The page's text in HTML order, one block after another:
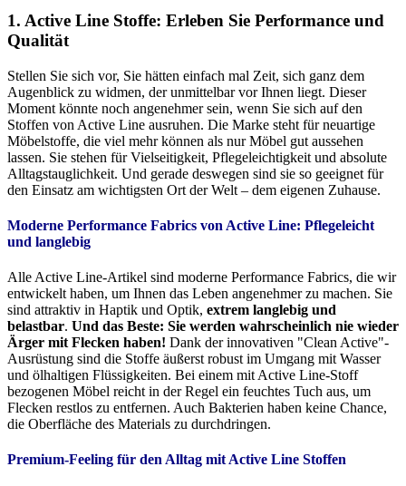
1. Active Line Stoffe: Erleben Sie Performance und
Qualität
Stellen Sie sich vor, Sie hätten einfach mal Zeit, sich ganz dem
Augenblick zu widmen, der unmittelbar vor Ihnen liegt. Dieser
Moment könnte noch angenehmer sein, wenn Sie sich auf den
Stoffen von Active Line ausruhen. Die Marke steht für neuartige
Möbelstoffe, die viel mehr können als nur Möbel gut aussehen
lassen. Sie stehen für Vielseitigkeit, Pflegeleichtigkeit und absolute
Alltagstauglichkeit. Und gerade deswegen sind sie so geeignet für
den Einsatz am wichtigsten Ort der Welt – dem eigenen Zuhause.
Moderne Performance Fabrics von Active Line: Pflegeleicht
und langlebig
Alle Active Line-Artikel sind moderne Performance Fabrics, die wir
entwickelt haben, um Ihnen das Leben angenehmer zu machen. Sie
sind attraktiv in Haptik und Optik, extrem langlebig und
belastbar. Und das Beste: Sie werden wahrscheinlich nie wieder
Ärger mit Flecken haben! Dank der innovativen "Clean Active"-
Ausrüstung sind die Stoffe äußerst robust im Umgang mit Wasser
und ölhaltigen Flüssigkeiten. Bei einem mit Active Line-Stoff
bezogenen Möbel reicht in der Regel ein feuchtes Tuch aus, um
Flecken restlos zu entfernen. Auch Bakterien haben keine Chance,
die Oberfläche des Materials zu durchdringen.
Premium-Feeling für den Alltag mit Active Line Stoffen